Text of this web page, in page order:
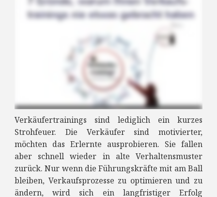
Verkäufertrainings sind lediglich ein kurzes
Strohfeuer. Die Verkäufer sind motivierter,
möchten das Erlernte ausprobieren. Sie fallen
aber schnell wieder in alte Verhaltensmuster
zurück. Nur wenn die Führungskräfte mit am Ball
bleiben, Verkaufsprozesse zu optimieren und zu
ändern, wird sich ein langfristiger Erfolg